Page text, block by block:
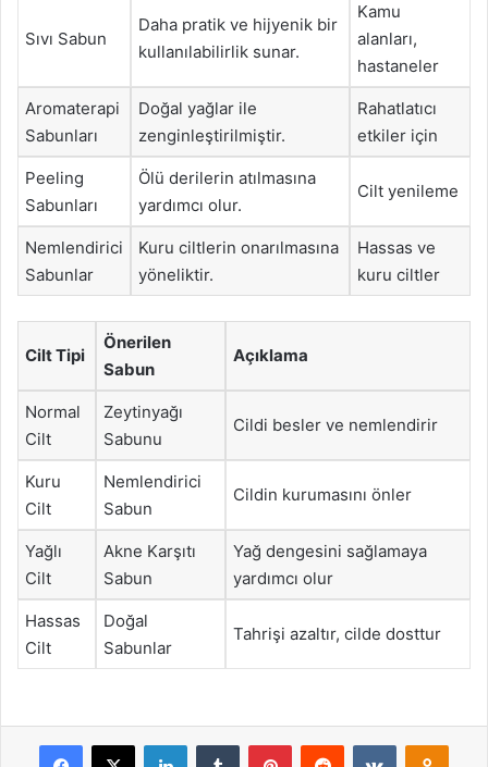
Sıvı Sabun
Daha pratik ve hijyenik bir
kullanılabilirlik sunar.
Kamu
alanları,
hastaneler
Aromaterapi
Sabunları
Doğal yağlar ile
zenginleştirilmiştir.
Rahatlatıcı
etkiler için
Peeling
Sabunları
Ölü derilerin atılmasına
yardımcı olur.
Cilt yenileme
Nemlendirici
Sabunlar
Kuru ciltlerin onarılmasına
yöneliktir.
Hassas ve
kuru ciltler
Cilt Tipi
Önerilen
Sabun
Açıklama
Normal
Cilt
Zeytinyağı
Sabunu
Cildi besler ve nemlendirir
Kuru
Cilt
Nemlendirici
Sabun
Cildin kurumasını önler
Yağlı
Cilt
Akne Karşıtı
Sabun
Yağ dengesini sağlamaya
yardımcı olur
Hassas
Cilt
Doğal
Sabunlar
Tahrişi azaltır, cilde dosttur
Facebook
X LinkedInTumblr PinterestReddit VKontakte